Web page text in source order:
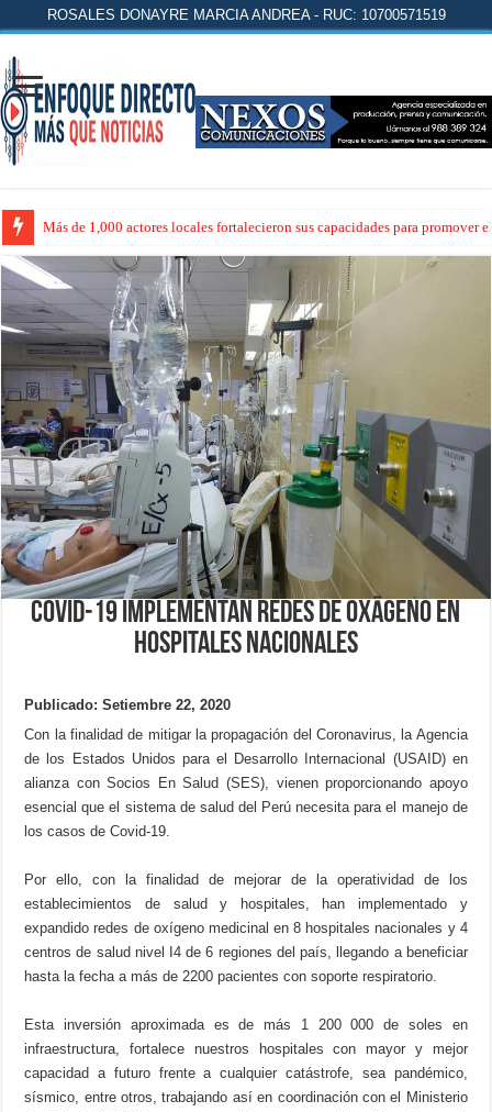
ROSALES DONAYRE MARCIA ANDREA - RUC: 10700571519
Más de 1,000 actores locales fortalecieron sus capacidades para promover
Covid-19 Implementan redes de oxÃ­geno en
hospitales nacionales
Publicado: Setiembre 22, 2020
Con la finalidad de mitigar la propagación del Coronavirus, la Agencia
de los Estados Unidos para el Desarrollo Internacional (USAID) en
alianza con Socios En Salud (SES), vienen proporcionando apoyo
esencial que el sistema de salud del Perú necesita para el manejo de
los casos de Covid-19.
Por ello, con la finalidad de mejorar de la operatividad de los
establecimientos de salud y hospitales, han implementado y
expandido redes de oxígeno medicinal en 8 hospitales nacionales y 4
centros de salud nivel I4 de 6 regiones del país, llegando a beneficiar
hasta la fecha a más de 2200 pacientes con soporte respiratorio.
Esta inversión aproximada es de más 1 200 000 de soles en
infraestructura, fortalece nuestros hospitales con mayor y mejor
capacidad a futuro frente a cualquier catástrofe, sea pandémico,
sísmico, entre otros, trabajando así en coordinación con el Ministerio